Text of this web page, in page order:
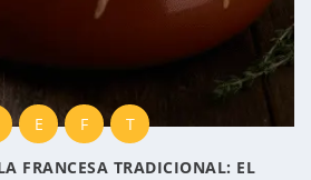
E F T
FRANCESA TRADICIONAL: EL